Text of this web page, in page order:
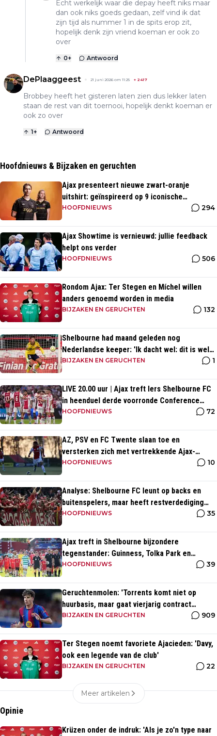
Echt werkelijk waar die depay heeft niks maar
dan ook niks goeds gedaan, zelf vind ik dat
zijn tijd als nummer 1 in de spits erop zit,
hopelijk denk zijn vriend koeman er ook zo
over
0+ Antwoord
DePlaaggeest 21 juni 2026 om 11:25 + 2417
Brobbey heeft het gisteren laten zien dus lekker laten
staan de rest van dit toernooi, hopelijk denkt koeman er
ook zo over
1+ Antwoord
Hoofdnieuws & Bijzaken en geruchten
Ajax presenteert nieuwe zwart-oranje
uitshirt: geïnspireerd op 9 iconische
momenten uit clubhistorie
HOOFDNIEUWS 294
Ajax Showtime is vernieuwd: jullie feedback
helpt ons verder
HOOFDNIEUWS 506
Rondom Ajax: Ter Stegen en Míchel willen
anders genoemd worden in media
BIJZAKEN EN GERUCHTEN 132
Shelbourne had maand geleden nog
Nederlandse keeper: 'Ik dacht wel: dit is wel
héél Iers'
BIJZAKEN EN GERUCHTEN 1
LIVE 20.00 uur | Ajax treft Iers Shelbourne FC
in heenduel derde voorronde Conference
League
HOOFDNIEUWS 72
AZ, PSV en FC Twente slaan toe en
versterken zich met vertrekkende Ajax-
talenten
HOOFDNIEUWS 10
Analyse: Shelbourne FC leunt op backs en
buitenspelers, maar heeft restverdediging
totaal niet op orde
HOOFDNIEUWS 35
Ajax treft in Shelbourne bijzondere
tegenstander: Guinness, Tolka Park en
bijzonder lage marktwaarde
HOOFDNIEUWS 39
Geruchtenmolen: 'Torrents komt niet op
huurbasis, maar gaat vierjarig contract
tekenen bij Ajax'
BIJZAKEN EN GERUCHTEN 909
Ter Stegen noemt favoriete Ajacieden: 'Davy,
ook een legende van de club'
BIJZAKEN EN GERUCHTEN 22
Meer artikelen
Opinie
Krüzen onder de indruk: 'Als je zo'n type naar